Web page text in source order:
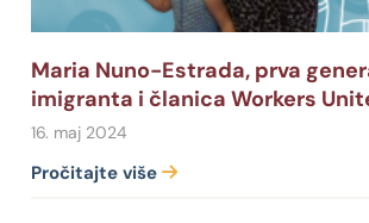
Maria Nuno-Estrada, prva
imigranta i članica Workers
16. maj 2024
Pročitajte više